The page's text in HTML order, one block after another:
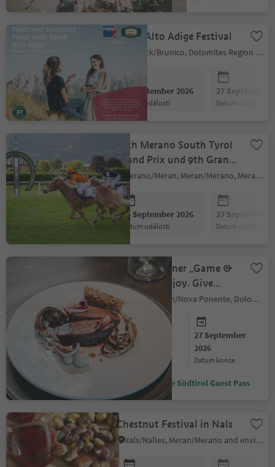
Speck Alto Adige Festival
Bruneck/Brunico, Dolomites Region Kronplatz/Plan de Corones
26 September 2026
datum události
27 September
datum události
87th Merano South Tyrol
Grand Prix und 9th Gran
Prix Haflinger
Merano/Meran, Meran/Merano, Meran/Merano and environs
26 September 2026
datum události
27 September
datum události
Charity-Dinner „Game &
Forest“ – Enjoy. Give
Back.
Deutschnofen/Nova Ponente, Dolomites Region Eggental
26 September
2026
27 September
2026
datum konce
Ušetřete se Südtirol Guest Pass
Chestnut Festival in Nals
Nals/Nalles, Meran/Merano and environs